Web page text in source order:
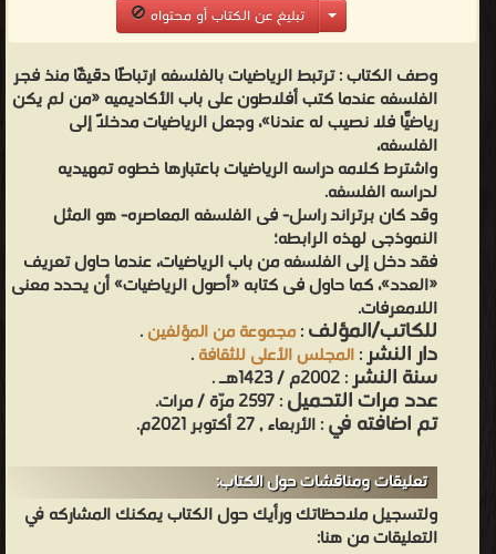
تبليغ عن الكتاب أو محتواه
وصف الكتاب :ترتبط الرياضيات بالفلسفه ارتباطًا دقيقًا منذ فجر
الفلسفه عندما كتب أفلاطون على باب الأكاديميه «من لم يكن
رياضيًّا فلا نصيب له عندنا»، وجعل الرياضيات مدخلاً إلى
الفلسفه،
واشترط كلامه دراسه الرياضيات باعتبارها خطوه تمهيديه
لدراسه الفلسفه.
وقد كان برتراند راسل- فى الفلسفه المعاصره- هو المثل
النموذجى لهذه الرابطه؛
فقد دخل إلى الفلسفه من باب الرياضيات، عندما حاول تعريف
«العدد»، كما حاول فى كتابه «أصول الرياضيات» أن يحدد معنى
اللامعرفات.
للكاتب/المؤلف:مجموعة من المؤلفين.
دار النشر:المجلس الأعلى للثقافة.
سنة النشر: 2002م / 1423هـ .
عدد مرات التحميل: 2597 مرّة / مرات.
تم اضافته في: الأربعاء , 27 أكتوبر 2021م.
تعليقات ومناقشات حول الكتاب:
ولتسجيل ملاحظاتك ورأيك حول الكتاب يمكنك المشاركه في
التعليقات من هنا: